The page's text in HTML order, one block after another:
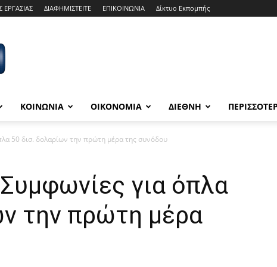
ΕΡΓΑΣΙΑΣ ΔΙΑΦΗΜΙΣΤΕΙΤΕ ΕΠΙΚΟΙΝΩΝΙΑ Δίκτυο Εκπομπής
ΚΟΙΝΩΝΙΑ ΟΙΚΟΝΟΜΙΑ ΔΙΕΘΝΗ
50 δισ. δολαρίων την πρώτη μέρα της συνόδου
για όπλα
την πρώτη μέρα